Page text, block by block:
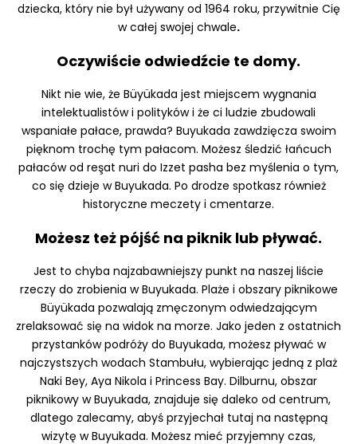
dziecka, który nie był używany od 1964 roku, przywitnie Cię
w całej swojej chwale.
Oczywiście odwiedźcie te domy.
Nikt nie wie, że Büyükada jest miejscem wygnania
intelektualistów i polityków i że ci ludzie zbudowali
wspaniałe pałace, prawda? Buyukada zawdzięcza swoim
pięknom trochę tym pałacom. Możesz śledzić łańcuch
pałaców od reşat nuri do Izzet pasha bez myślenia o tym,
co się dzieje w Buyukada. Po drodze spotkasz również
historyczne meczety i cmentarze.
Możesz też pójść na piknik lub pływać.
Jest to chyba najzabawniejszy punkt na naszej liście
rzeczy do zrobienia w Buyukada. Plaże i obszary piknikowe
Büyükada pozwalają zmęczonym odwiedzającym
zrelaksować się na widok na morze. Jako jeden z ostatnich
przystanków podróży do Buyukada, możesz pływać w
najczystszych wodach Stambułu, wybierając jedną z plaż
Naki Bey, Aya Nikola i Princess Bay. Dilburnu, obszar
piknikowy w Buyukada, znajduje się daleko od centrum,
dlatego zalecamy, abyś przyjechał tutaj na następną
wizytę w Buyukada. Możesz mieć przyjemny czas,